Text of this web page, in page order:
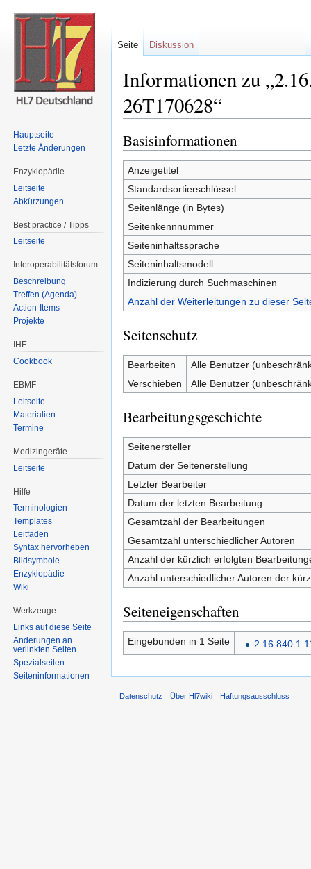
Informationen zu
26T170628“
Basisinformationen
Anzeigetitel
Standardsortierschlüssel
Seitenlänge (in Bytes)
Seitenkennnummer
Seiteninhaltssprache
Seiteninhaltsmodell
Indizierung durch Suchmaschinen
Anzahl der Weiterleitungen zu dieser
Seitenschutz
Bearbeiten
Alle Benutzer
Verschieben
Alle Benutzer
Bearbeitungsgeschichte
Seitenersteller
Datum der Seitenerstellung
Letzter Bearbeiter
Datum der letzten Bearbeitung
Gesamtzahl der Bearbeitungen
Gesamtzahl unterschiedlicher Autoren
Anzahl der kürzlich erfolgten
Anzahl unterschiedlicher Autoren der
Seiteneigenschaften
Eingebunden in 1 Seite
Seite Diskussion
Hauptseite
Letzte Änderungen
Enzyklopädie
Leitseite
Abkürzungen
Best practice / Tipps
Leitseite
Interoperabilitätsforum
Beschreibung
Treffen (Agenda)
Action-Items
Projekte
IHE
Cookbook
EBMF
Leitseite
Materialien
Termine
Medizingeräte
Leitseite
Hilfe
Terminologien
Templates
Leitfäden
Syntax hervorheben
Bildsymbole
Enzyklopädie
Wiki
Werkzeuge
Links auf diese Seite
Änderungen an
verlinkten Seiten
Spezialseiten
Seiten­informationen
Datenschutz Über Hl7wiki Haftungsausschluss